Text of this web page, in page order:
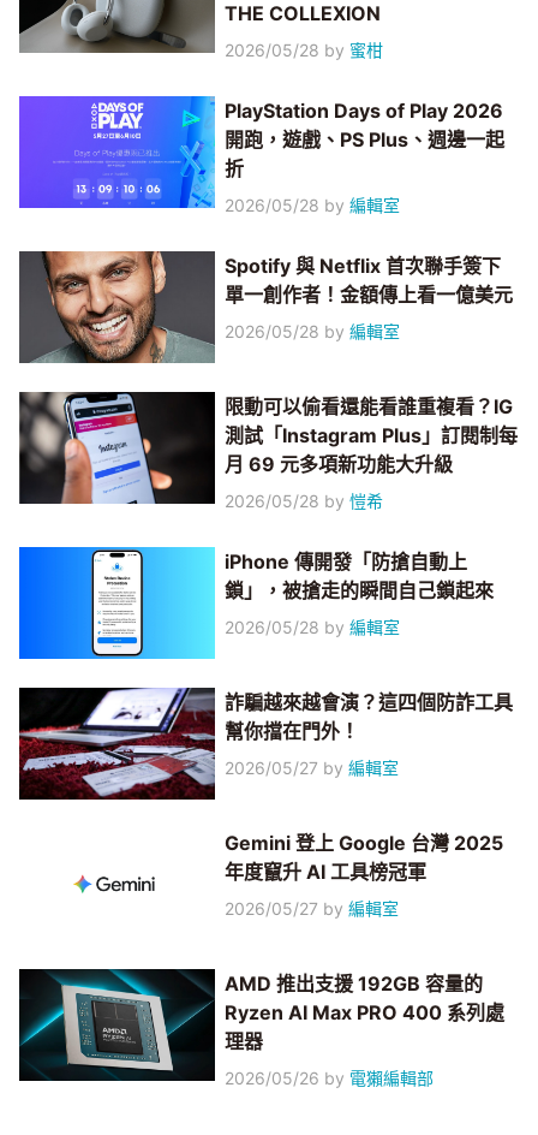
THE COLLEXION
2026/05/28 by 蜜柑
PlayStation Days of Play 2026
開跑，遊戲、PS Plus、週邊一起
折
2026/05/28 by編輯室
Spotify 與 Netflix 首次聯手簽下
單一創作者！金額傳上看一億美元
2026/05/28 by編輯室
限動可以偷看還能看誰重複看？IG
測試「Instagram Plus」訂閱制每
月 69 元多項新功能大升級
2026/05/28 by愷希
iPhone 傳開發「防搶自動上
鎖」，被搶走的瞬間自己鎖起來
2026/05/28 by編輯室
詐騙越來越會演？這四個防詐工具
幫你擋在門外！
2026/05/27 by編輯室
Gemini 登上 Google 台灣 2025
年度竄升 AI 工具榜冠軍
2026/05/27 by編輯室
AMD 推出支援 192GB 容量的
Ryzen AI Max PRO 400 系列處
理器
2026/05/26 by 電獺編輯部